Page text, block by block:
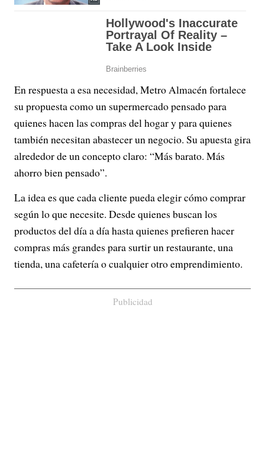
En respuesta a esa necesidad, Metro Almacén fortalece
su propuesta como un supermercado pensado para
quienes hacen las compras del hogar y para quienes
también necesitan abastecer un negocio. Su apuesta gira
alrededor de un concepto claro: “Más barato. Más
ahorro bien pensado”.
La idea es que cada cliente pueda elegir cómo comprar
según lo que necesite. Desde quienes buscan los
productos del día a día hasta quienes prefieren hacer
compras más grandes para surtir un restaurante, una
tienda, una cafetería o cualquier otro emprendimiento.
Publicidad